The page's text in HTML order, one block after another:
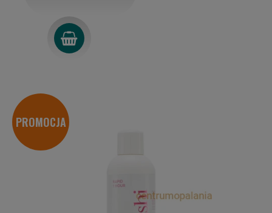
PROMOCJA